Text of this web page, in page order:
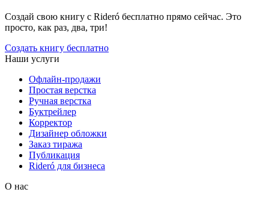
Создай свою книгу с Rideró бесплатно прямо сейчас. Это
просто, как раз, два, три!
Создать книгу бесплатно
Наши услуги
Офлайн-продажи
Простая верстка
Ручная верстка
Буктрейлер
Корректор
Дизайнер обложки
Заказ тиража
Публикация
Rideró для бизнеса
О нас